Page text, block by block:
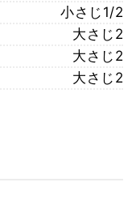
小さじ1/2
大さじ2
大さじ2
大さじ2